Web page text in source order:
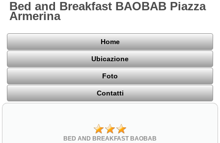
Bed and Breakfast BAOBAB Piazza
Armerina
Home
Ubicazione
Foto
Contatti
BED AND BREAKFAST BAOBAB